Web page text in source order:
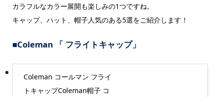
カラフルなカラー展開も楽しみの1つですね。
キャップ、ハット、帽子人気のある5選をご紹介します！
■Coleman 「 フライトキャップ」
Coleman コールマン フライ
トキャップColeman帽子 コ